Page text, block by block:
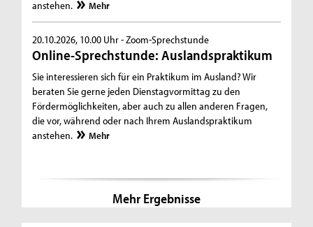
anstehen.
Mehr
20.10.2026, 10.00 Uhr -Zoom-Sprechstunde
Online-Sprechstunde: Auslandspraktikum
Sie interessieren sich für ein Praktikum im Ausland? Wir
beraten Sie gerne jeden Dienstagvormittag zu den
Fördermöglichkeiten, aber auch zu allen anderen Fragen,
die vor, während oder nach Ihrem Auslandspraktikum
anstehen.
Mehr
Mehr Ergebnisse